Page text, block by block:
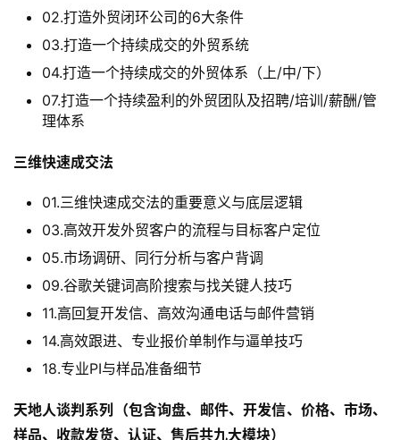
02.打造外贸闭环公司的6大条件
03.打造一个持续成交的外贸系统
04.打造一个持续成交的外贸体系（上/中/下）
07.打造一个持续盈利的外贸团队及招聘/培训/薪酬/管
理体系
三维快速成交法
01.三维快速成交法的重要意义与底层逻辑
03.高效开发外贸客户的流程与目标客户定位
05.市场调研、同行分析与客户背调
09.谷歌关键词高阶搜索与找关键人技巧
11.高回复开发信、高效沟通电话与邮件营销
14.高效跟进、专业报价单制作与逼单技巧
18.专业PI与样品准备细节
天地人谈判系列（包含询盘、邮件、开发信、价格、市场、
样品、收款发货、认证、售后共九大模块）